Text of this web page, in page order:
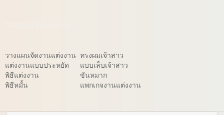
วางแผนจัดงานแต่งงาน
แต่งงานแบบประหยัด
พิธีแต่งงาน
พิธีหมั้น
ทรงผมเจ้าสาว
แบบเล็บเจ้าสาว
ขันหมาก
แพกเกจงานแต่งงาน